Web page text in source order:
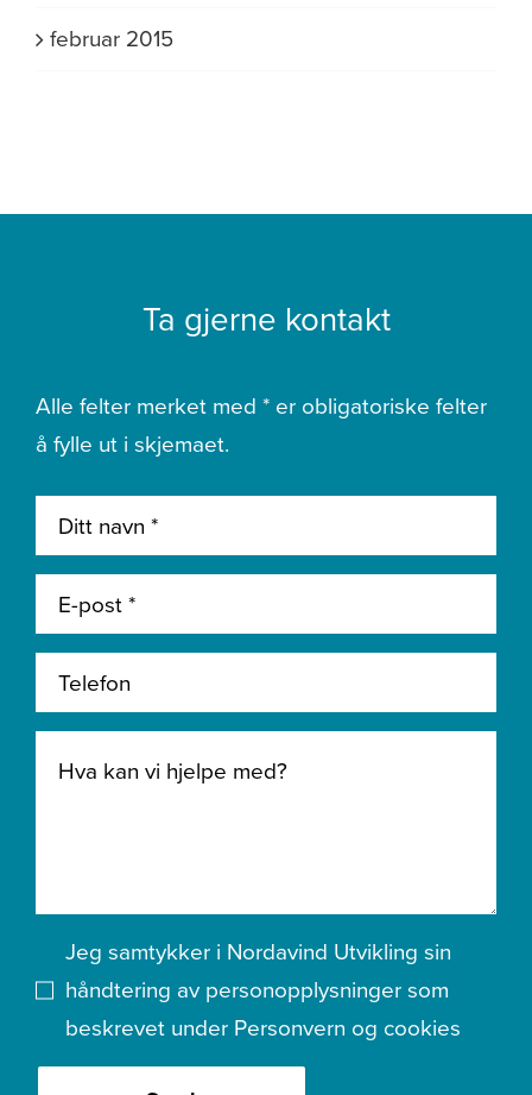
februar 2015
Ta gjerne kontakt
Alle felter merket med * er obligatoriske felter
å fylle ut i skjemaet.
Jeg samtykker i Nordavind Utvikling sin
håndtering av personopplysninger som
beskrevet under Personvern og cookies